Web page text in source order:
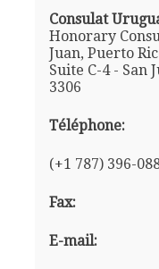
Consulat
Honorary
Juan, Puerto
Suite C-4 - San
3306
Téléphone:
(+1 787) 396-
Fax:
E-mail: